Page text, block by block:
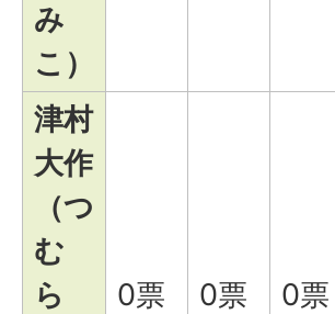
み
こ）
津村
大作
（つ
む
ら
0票 0票 0票